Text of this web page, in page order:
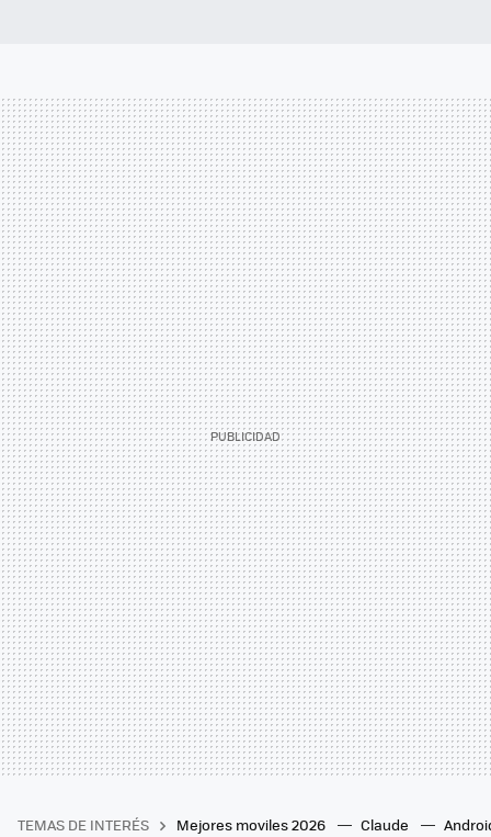
TEMAS DE INTERÉS Mejores moviles 2026 Claude